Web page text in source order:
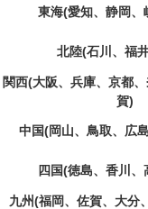
東海(愛知、静岡、
北陸(石川、福
関西(大阪、兵庫、京都
賀)
中国(岡山、鳥取、広
四国(徳島、香川、
九州(福岡、佐賀、大分